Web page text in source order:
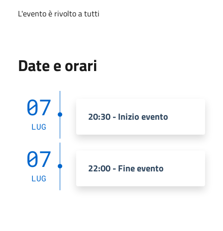
L'evento è rivolto a tutti
Date e orari
07
LUG
20:30 - Inizio evento
07
LUG
22:00 - Fine evento